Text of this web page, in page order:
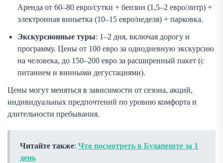
Аренда от 60–80 евро/сутки + бензин (1,5–2 евро/литр) +
электронная виньетка (10–15 евро/неделя) + парковка.
Экскурсионные туры: 1–2 дня, включая дорогу и
программу. Цены от 100 евро за однодневную экскурсию
на человека, до 150–200 евро за расширенный пакет (с
питанием и винными дегустациями).
Цены могут меняться в зависимости от сезона, акций,
индивидуальных предпочтений по уровню комфорта и
длительности пребывания.
Читайте также: Что посмотреть в Будапеште за 1
день